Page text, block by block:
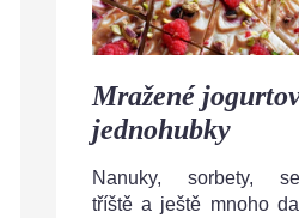
Mražené
jednohubky
Nanuky, sorbety,
tříště a ještě mnoho